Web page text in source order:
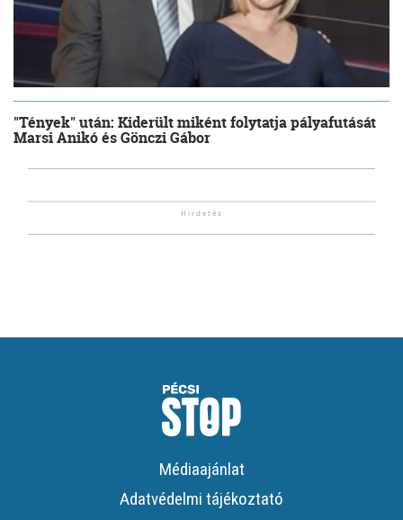
"Tények" után: Kiderült miként folytatja pályafutását
Marsi Anikó és Gönczi Gábor
Médiaajánlat
Adatvédelmi tájékoztató